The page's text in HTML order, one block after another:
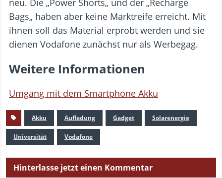
neu. Die „Power Shorts„ und der „Recharge
Bags„ haben aber keine Marktreife erreicht. Mit
ihnen soll das Material erprobt werden und sie
dienen Vodafone zunächst nur als Werbegag.
Weitere Informationen
Umgang mit dem Smartphone Akku
Akku Aufladung Gadget Solarenergie
Universität Vodafone
Hinterlasse jetzt einen Kommentar